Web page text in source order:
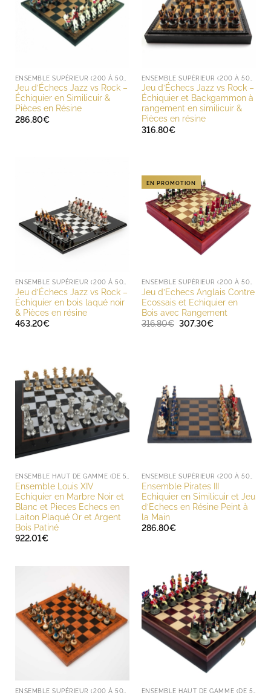
Jeu d’Échecs Jazz vs Rock –
Échiquier en Similicuir &
Pièces en Résine
286.80€
Jeu d’Échecs Jazz vs Rock –
Échiquier et Backgammon à
rangement en similicuir &
Pièces en résine
316.80€
Jeu d’Échecs Jazz vs Rock –
Échiquier en bois laqué noir
& Pièces en résine
463.20€
EN PROMOTION
Jeu d’Echecs Anglais Contre
Ecossais et Echiquier en
Bois avec Rangement
316.80€ Le
307.30€Le
Ensemble Louis XIV
Echiquier en Marbre Noir et
Blanc et Pieces Echecs en
Laiton Plaqué Or et Argent
Bois Patiné
922.01€
Ensemble Pirates III
Echiquier en Similicuir et Jeu
d’Echecs en Résine Peint à
la Main
286.80€